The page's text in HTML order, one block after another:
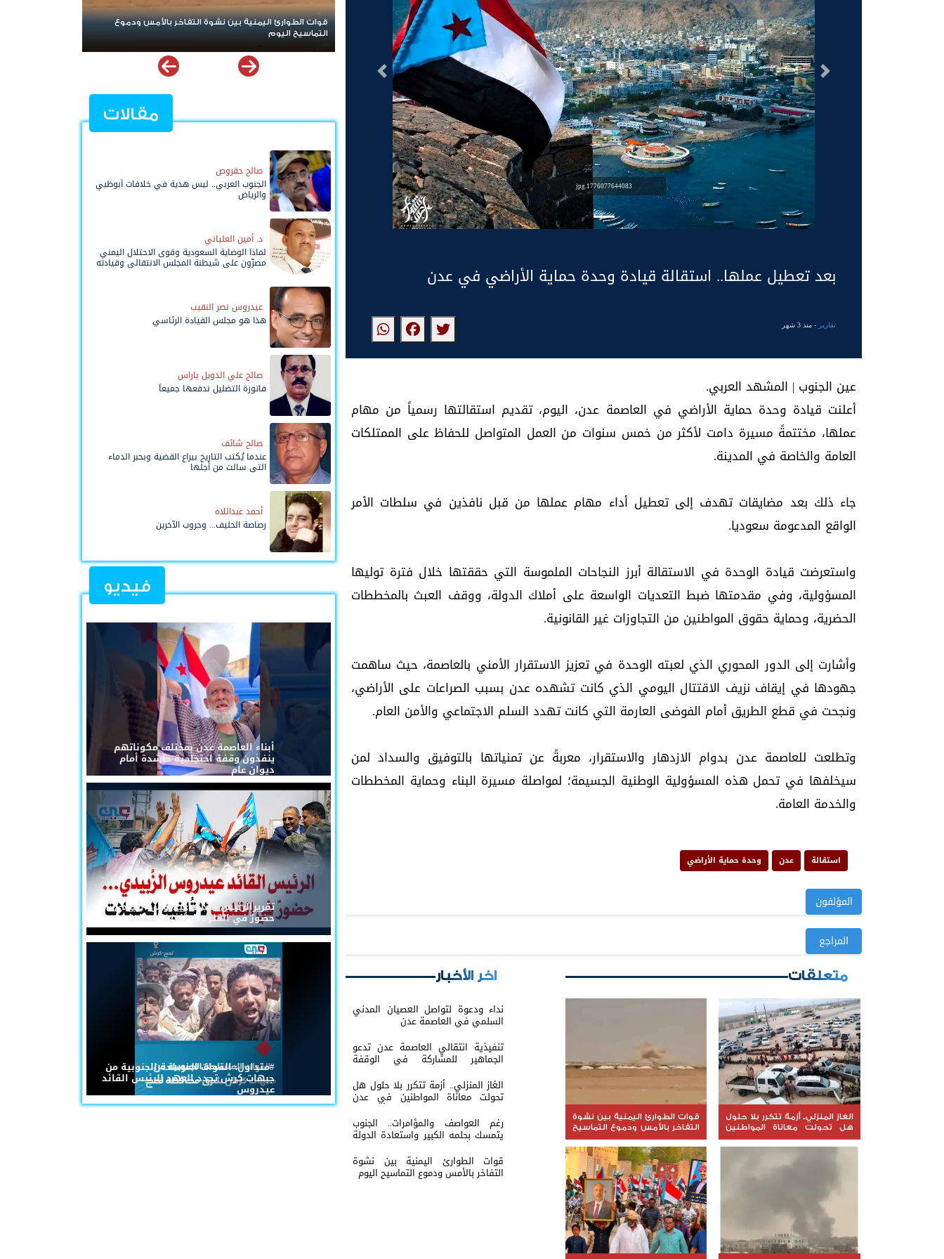
1776077644083.jpg
التالى السابق
بعد تعطيل عملها.. استقالة قيادة وحدة حماية الأراضي في عدن
تقارير - منذ 3 شهر
عين الجنوب | المشهد العربي.
أعلنت قيادة وحدة حماية الأراضي في العاصمة عدن، اليوم، تقديم استقالتها رسمياً من مهام
عملها، مختتمةً مسيرة دامت لأكثر من خمس سنوات من العمل المتواصل للحفاظ على الممتلكات
العامة والخاصة في المدينة.
جاء ذلك بعد مضايقات تهدف إلى تعطيل أداء مهام عملها من قبل نافذين في سلطات الأمر
الواقع المدعومة سعوديا.
واستعرضت قيادة الوحدة في الاستقالة أبرز النجاحات الملموسة التي حققتها خلال فترة توليها
المسؤولية، وفي مقدمتها ضبط التعديات الواسعة على أملاك الدولة، ووقف العبث بالمخططات
الحضرية، وحماية حقوق المواطنين من التجاوزات غير القانونية.
وأشارت إلى الدور المحوري الذي لعبته الوحدة في تعزيز الاستقرار الأمني بالعاصمة، حيث ساهمت
جهودها في إيقاف نزيف الاقتتال اليومي الذي كانت تشهده عدن بسبب الصراعات على الأراضي،
ونجحت في قطع الطريق أمام الفوضى العارمة التي كانت تهدد السلم الاجتماعي والأمن العام.
وتطلعت للعاصمة عدن بدوام الازدهار والاستقرار، معربةً عن تمنياتها بالتوفيق والسداد لمن
سيخلفها في تحمل هذه المسؤولية الوطنية الجسيمة؛ لمواصلة مسيرة البناء وحماية المخططات
والخدمة العامة.
استقالة عدن وحدة حماية الأراضي
المؤلفون
المراجع
متعلقات
الغاز المنزلي.. أزمة تتكرر بلا حلول
هل تحولت معاناة المواطنين
في عدن والمحافظات إلى ورقة
ضغط أم نتيجة لفشل الإدارة؟
قوات الطوارئ اليمنية بين نشوة
التفاخر بالأمس ودموع التماسيح
اليوم
اخر الأخبار
نداء ودعوة لتواصل العصيان المدني
السلمي في العاصمة عدن
تنفيذية انتقالي العاصمة عدن تدعو
الجماهير للمشاركة في الوقفة
التضامنية مع المعتقل البطل معين
المقرحي
الغاز المنزلي.. أزمة تتكرر بلا حلول هل
تحولت معاناة المواطنين في عدن
والمحافظات إلى ورقة ضغط أم نتيجة
لفشل الإدارة؟
رغم العواصف والمؤامرات.. الجنوب
يتمسك بحلمه الكبير واستعادة الدولة
باتت عنوانًا لمرحلة الصمود
قوات الطوارئ اليمنية بين نشوة
التفاخر بالأمس ودموع التماسيح اليوم
قوات الطوارئ اليمنية بين نشوة التفاخر بالأمس ودموع
التماسيح اليوم
تصعيد جديد يهز مأرب وحضرموت.. الهجوم الحوثي يخلط
مقالات
صالح حقروص
الجنوب العربي.. ليس هدية في خلافات أبوظبي
والرياض
د. أمين العلياني
لماذا الوصاية السعودية وقوى الاحتلال اليمني
مصرّون على شيطنة المجلس الانتقالي وقيادته
عيدروس نصر النقيب
هذا هو مجلس القيادة الرئاسي
صالح علي الدويل باراس
فاتورة التضليل ندفعها جميعاً
صالح شائف
عندما يُكتب التاريخ بيراع القضية وبحبر الدماء
التي سالت من أجلها
أحمد عبداللاه
رصاصة الحليف... وحروب الآخرين
فيديو
أبناء العاصمة عدن بمختلف مكوناتهم
ينفذون وقفة احتجاجية حاشدة أمام
ديوان عام
تقريرالرئيس القائد عيدروس الزُبيدي...
حضورٌ في القلوب لا تُلغيه الحملات
#متداول: القوات المسلحة الجنوبية من
جبهات كرش تجدد العهد للرئيس القائد
عيدروس